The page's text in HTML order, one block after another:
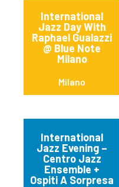
International
Jazz Day With
Raphael Gualazzi
@ Blue Note
Milano
Milano
International
Jazz Evening –
Centro Jazz
Ensemble +
Ospiti A Sorpresa